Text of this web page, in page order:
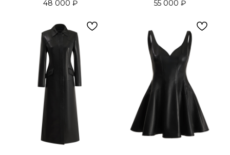
48 000 ₽
55 000 ₽